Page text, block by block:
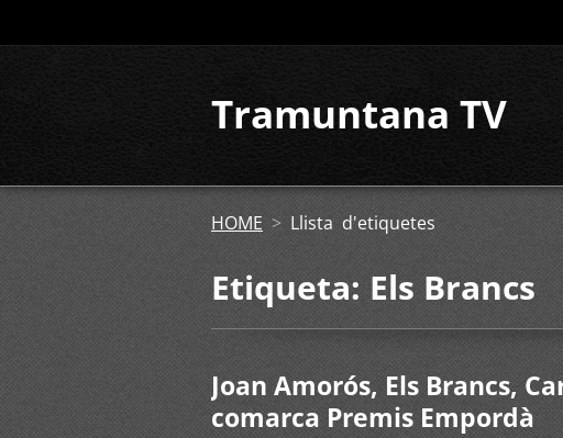
Tramuntana TV
HOME > Llista d'etiquetes
Etiqueta: Els Brancs
Joan Amorós, Els Brancs,
comarca Premis Empordà